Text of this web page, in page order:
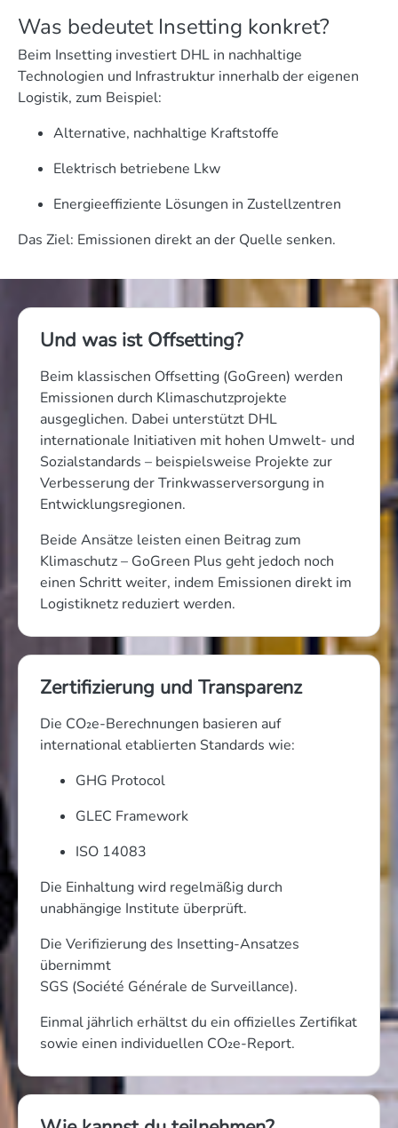
Was bedeutet Insetting konkret?
Beim Insetting investiert DHL in nachhaltige
Technologien und Infrastruktur innerhalb der eigenen
Logistik, zum Beispiel:
Alternative, nachhaltige Kraftstoffe
Elektrisch betriebene Lkw
Energieeffiziente Lösungen in Zustellzentren
Das Ziel: Emissionen direkt an der Quelle senken.
Und was ist Offsetting?
Beim klassischen Offsetting (GoGreen) werden
Emissionen durch Klimaschutzprojekte
ausgeglichen. Dabei unterstützt DHL
internationale Initiativen mit hohen Umwelt- und
Sozialstandards – beispielsweise Projekte zur
Verbesserung der Trinkwasserversorgung in
Entwicklungsregionen.
Beide Ansätze leisten einen Beitrag zum
Klimaschutz – GoGreen Plus geht jedoch noch
einen Schritt weiter, indem Emissionen direkt im
Logistiknetz reduziert werden.
Zertifizierung und Transparenz
Die CO₂e-Berechnungen basieren auf
international etablierten Standards wie:
GHG Protocol
GLEC Framework
ISO 14083
Die Einhaltung wird regelmäßig durch
unabhängige Institute überprüft.
Die Verifizierung des Insetting-Ansatzes
übernimmt
SGS (Société Générale de Surveillance).
Einmal jährlich erhältst du ein offizielles Zertifikat
sowie einen individuellen CO₂e-Report.